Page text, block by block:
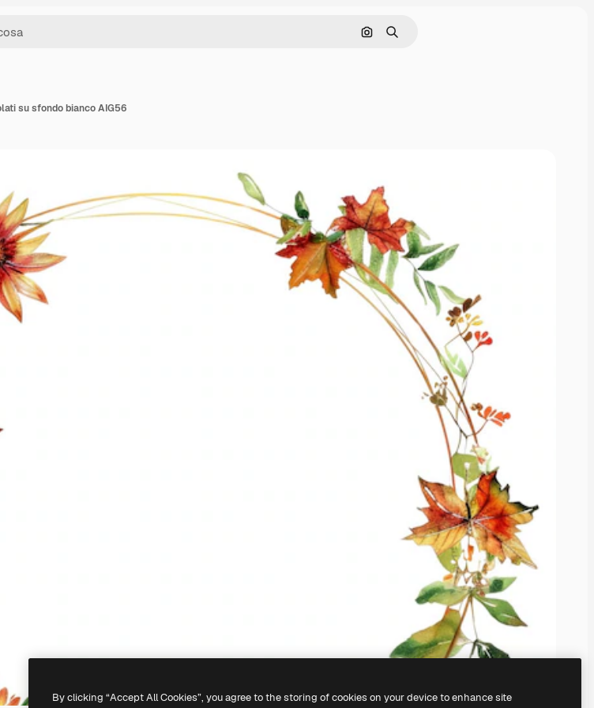
Cerca per immagine
Ricerca
su sfondo bianco AIG56
By clicking “Accept All Cookies”, you agree to the storing of cookies on your device to enhance site